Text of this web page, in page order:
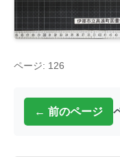
ページ: 126
← 前のページ